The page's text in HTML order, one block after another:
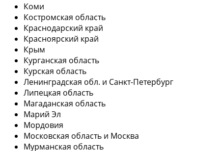
Коми
Костромская область
Краснодарский край
Красноярский край
Крым
Курганская область
Курская область
Ленинградская обл. и Санкт-Петербург
Липецкая область
Магаданская область
Марий Эл
Мордовия
Московская область и Москва
Мурманская область